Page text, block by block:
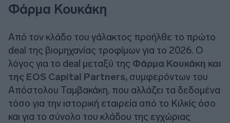
Φάρμα Κουκάκη
Από τον κλάδο του γάλακτος προήλθε το πρώτο
deal της βιομηχανίας τροφίμων για το 2026. Ο
λόγος για το deal μεταξύ της Φάρμα Κουκάκη και
της EOS Capital Partners, συμφερόντων του
Απόστολου Ταμβακάκη, που αλλάζει τα δεδομένα
τόσο για την ιστορική εταιρεία από το Κιλκίς όσο
και για το σύνολο του κλάδου της εγχώριας